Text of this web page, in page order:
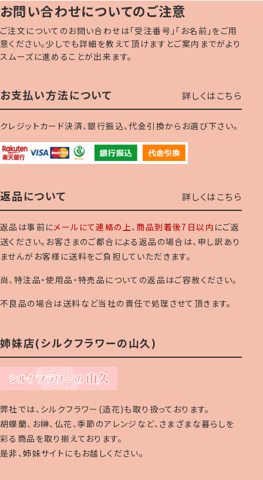
お問い合わせについてのご注意
ご注文についてのお問い合わせは「受注番号」「お名前」をご用
意ください。少しでも詳細を教えて頂けますとご案内までがより
スムーズに進めることが出来ます。
お支払い方法について 詳しくはこちら
クレジットカード決済、銀行振込、代金引換からお選び下さい。
返品について 詳しくはこちら
返品は事前にメールにて連絡の上、 商品到着後7日以内 にご返
送ください。お客さまのご都合による返品の場合は、申し訳あり
ませんがお客様に送料をご負担していただきます。
尚、特注品・使用品・特売品についての返品はご容赦ください。
不良品の場合は送料など当社の責任で処理させて頂きます。
姉妹店(シルクフラワーの山久)
弊社では、シルクフラワー(造花)も取り扱っております。
胡蝶蘭、お榊、仏花、季節のアレンジなど、さまざまな暮らしを
彩る商品を取り揃えております。
是非、姉妹サイトにもお越しください。